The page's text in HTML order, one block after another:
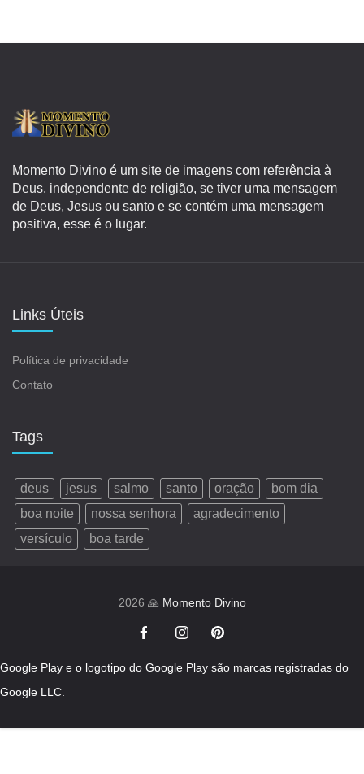
Momento Divino é um site de imagens com referência à
Deus, independente de religião, se tiver uma mensagem
de Deus, Jesus ou santo e se contém uma mensagem
positiva, esse é o lugar.
Links Úteis
Política de privacidade
Contato
Tags
deus jesus salmo santo oração
bom dia
boa noite
nossa senhora
agradecimento
versículo
boa tarde
2026 🙏 Momento Divino
Google Play e o logotipo do Google Play são marcas registradas do
Google LLC.